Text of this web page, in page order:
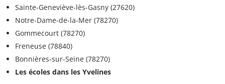
Sainte-Geneviève-lès-Gasny (27620)
Notre-Dame-de-la-Mer (78270)
Gommecourt (78270)
Freneuse (78840)
Bonnières-sur-Seine (78270)
Les écoles dans les Yvelines